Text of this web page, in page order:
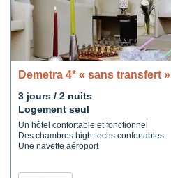
Demetra 4* « sans transfert »
3 jours / 2 nuits
Logement seul
Un hôtel confortable et fonctionnel
Des chambres high-techs confortables
Une navette aéroport